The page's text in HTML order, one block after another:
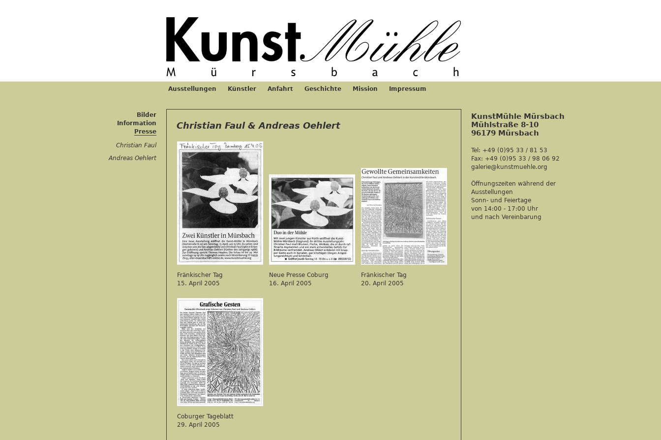
Christian Faul & Andreas Oehlert
Fränkischer Tag
15. April 2005
Neue Presse Coburg
16. April 2005
Fränkischer Tag
20. April 2005
Coburger Tageblatt
29. April 2005
Ausstellungen Künstler Anfahrt Geschichte Mission Impressum
Bilder
Information
Presse
Christian Faul
Andreas Oehlert
KunstMühle Mürsbach
Mühlstraße 8-10
96179 Mürsbach
Tel: +49 (0)95 33 / 81 53
Fax: +49 (0)95 33 / 98 06 92
galerie@kunstmuehle.org
Öffnungszeiten während der
Ausstellungen
Sonn- und Feiertage
von 14:00 - 17:00 Uhr
und nach Vereinbarung